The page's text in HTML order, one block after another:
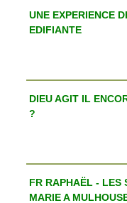
UNE EXPERIENCE
EDIFIANTE
DIEU AGIT IL
?
FR RAPHAËL - LES
MARIE A